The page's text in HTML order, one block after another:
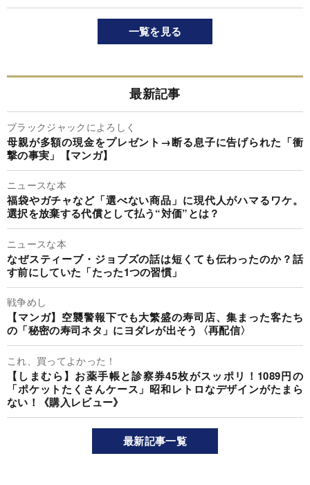
一覧を見る
最新記事
ブラックジャックによろしく
母親が多額の現金をプレゼント→断る息子に告げられた「衝
撃の事実」【マンガ】
ニュースな本
福袋やガチャなど「選べない商品」に現代人がハマるワケ。
選択を放棄する代償として払う“対価”とは？
ニュースな本
なぜスティーブ・ジョブズの話は短くても伝わったのか？話
す前にしていた「たった1つの習慣」
戦争めし
【マンガ】空襲警報下でも大繁盛の寿司店、集まった客たち
の「秘密の寿司ネタ」にヨダレが出そう〈再配信〉
これ、買ってよかった！
【しまむら】お薬手帳と診察券45枚がスッポリ！1089円の
「ポケットたくさんケース」昭和レトロなデザインがたまら
ない！《購入レビュー》
最新記事一覧